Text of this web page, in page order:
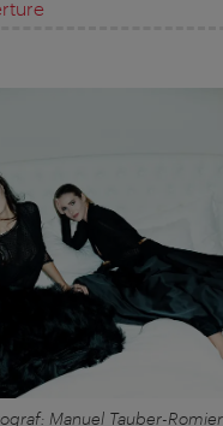
Manuel Tauber-